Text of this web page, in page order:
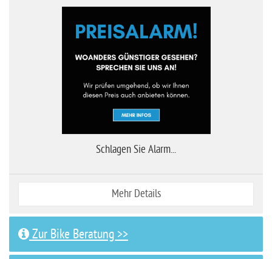
Schlagen Sie Alarm...
Mehr Details
Zur Bike Beratung >>